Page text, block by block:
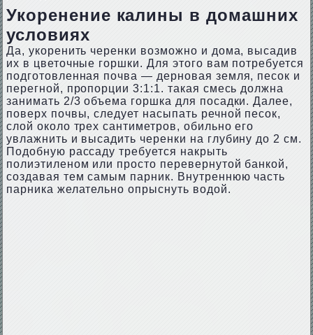
Укоренение калины в домашних
условиях
Да, укоренить черенки возможно и дома, высадив
их в цветочные горшки. Для этого вам потребуется
подготовленная почва — дерновая земля, песок и
перегной, пропорции 3:1:1. такая смесь должна
занимать 2/3 объема горшка для посадки. Далее,
поверх почвы, следует насыпать речной песок,
слой около трех сантиметров, обильно его
увлажнить и высадить черенки на глубину до 2 см.
Подобную рассаду требуется накрыть
полиэтиленом или просто перевернутой банкой,
создавая тем самым парник. Внутреннюю часть
парника желательно опрыснуть водой.